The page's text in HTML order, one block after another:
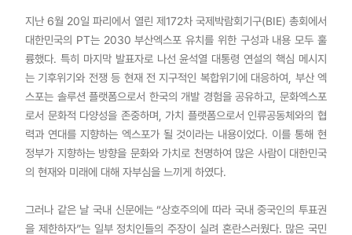
지난 6월 20일 파리에서 열린 제172차 국제박람회기구(BIE) 총회에서
대한민국의 PT는 2030 부산엑스포 유치를 위한 구성과 내용 모두 훌
륭했다. 특히 마지막 발표자로 나선 윤석열 대통령 연설의 핵심 메시지
는 기후위기와 전쟁 등 현재 전 지구적인 복합위기에 대응하여, 부산 엑
스포는 솔루션 플랫폼으로서 한국의 개발 경험을 공유하고, 문화엑스포
로서 문화적 다양성을 존중하며, 가치 플랫폼으로서 인류공동체와의 협
력과 연대를 지향하는 엑스포가 될 것이라는 내용이었다. 이를 통해 현
정부가 지향하는 방향을 문화와 가치로 천명하여 많은 사람이 대한민국
의 현재와 미래에 대해 자부심을 느끼게 하였다.
그러나 같은 날 국내 신문에는 “상호주의에 따라 국내 중국인의 투표권
을 제한하자”는 일부 정치인들의 주장이 실려 혼란스러웠다. 많은 국민